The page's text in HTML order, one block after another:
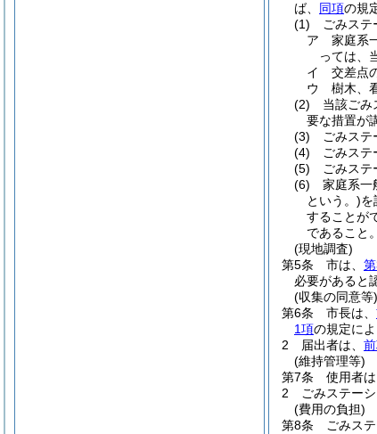
ば、 同項の規
(1)
ごみステ
ア
家庭系
っては、
イ
交差点
ウ
樹木、
(2)
当該ごみ
要な措置が
(3)
ごみステ
(4)
ごみステ
(5)
ごみステ
(6)
家庭系一
という。)を
することが
であること。
(現地調査)
第5条
市は、
必要があると
(収集の同意等)
第6条
市長は、
1項の規定に
2
届出者は、
(維持管理等)
第7条
使用者
2
ごみステー
(費用の負担)
第8条
ごみス